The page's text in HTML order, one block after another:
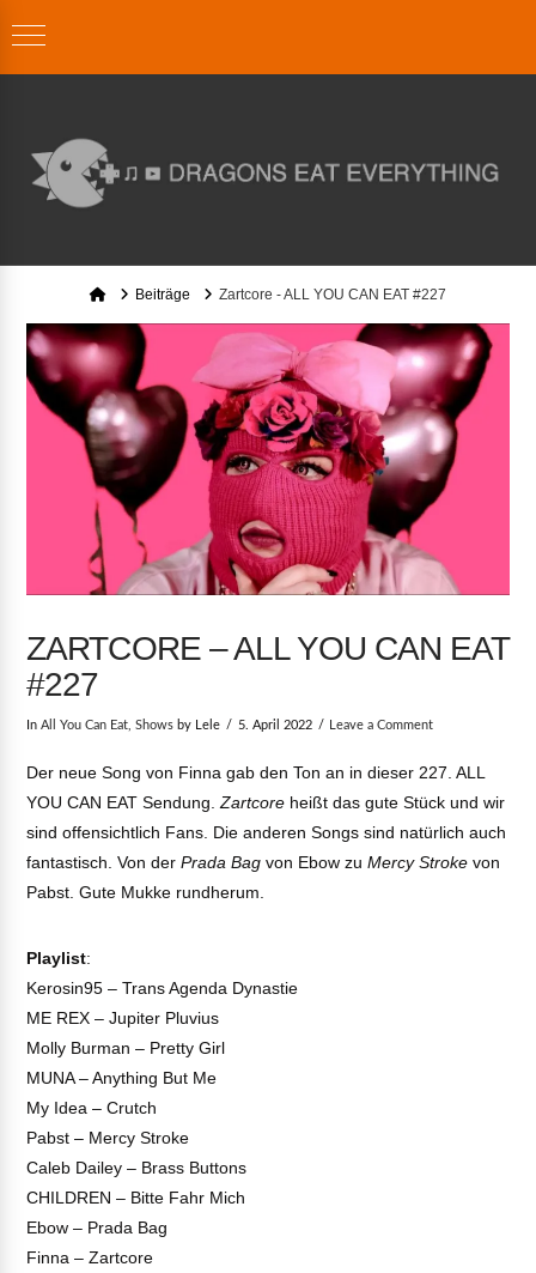
HomeBeiträge Zartcore - ALL YOU CAN EAT #227
ZARTCORE – ALL YOU CAN EAT
#227
InAll You Can Eat,Shows by Lele 5. April 2022 Leave a Comment
Der neue Song von Finna gab den Ton an in dieser 227. ALL
YOU CAN EAT Sendung.Zartcore heißt das gute Stück und wir
sind offensichtlich Fans. Die anderen Songs sind natürlich auch
fantastisch. Von derPrada Bag von Ebow zuMercy Stroke von
Pabst. Gute Mukke rundherum.
Playlist:
Kerosin95 – Trans Agenda Dynastie
ME REX – Jupiter Pluvius
Molly Burman – Pretty Girl
MUNA – Anything But Me
My Idea – Crutch
Pabst – Mercy Stroke
Caleb Dailey – Brass Buttons
CHILDREN – Bitte Fahr Mich
Ebow – Prada Bag
Finna – Zartcore